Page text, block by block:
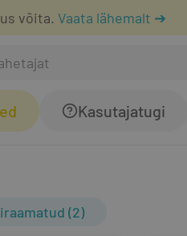
võita. Vaata lähemalt ➔
Kasutajatugi
(2)